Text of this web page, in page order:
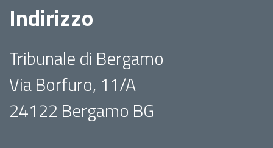
Indirizzo
Tribunale di Bergamo
Via Borfuro, 11/A
24122 Bergamo BG